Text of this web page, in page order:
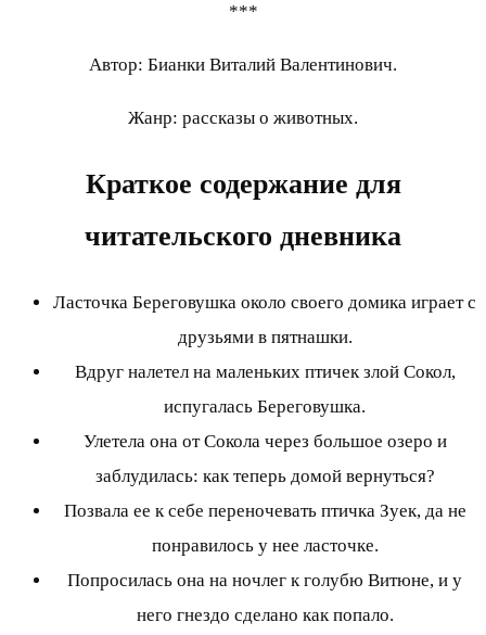
***
Автор: Бианки Виталий Валентинович.
Жанр: рассказы о животных.
Краткое содержание для
читательского дневника
Ласточка Береговушка около своего домика играет с
друзьями в пятнашки.
Вдруг налетел на маленьких птичек злой Сокол,
испугалась Береговушка.
Улетела она от Сокола через большое озеро и
заблудилась: как теперь домой вернуться?
Позвала ее к себе переночевать птичка Зуек, да не
понравилось у нее ласточке.
Попросилась она на ночлег к голубю Витюне, и у
него гнездо сделано как попало.